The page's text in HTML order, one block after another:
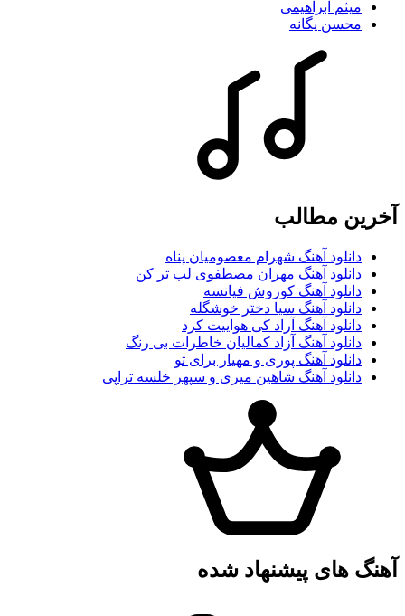
میثم ابراهیمی
محسن یگانه
آخرین مطالب
دانلود آهنگ شهرام معصومیان پناه
دانلود آهنگ مهران مصطفوی لب تر کن
دانلود آهنگ کوروش فیانسه
دانلود آهنگ سیا دختر خوشگله
دانلود آهنگ آراد کی هواییت کرد
دانلود آهنگ آزاد کمالیان خاطرات بی رنگ
دانلود آهنگ پوری و مهیار برای تو
دانلود آهنگ شاهین میری و سپهر خلسه تراپی
آهنگ های پیشنهاد شده